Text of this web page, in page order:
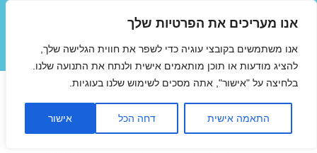
אנו מעריכים את הפרטיות שלך
אנו משתמשים בקובצי עוגיה כדי לשפר את חווית הגלישה שלך,
להציג מודעות או תוכן מותאמים אישית ולנתח את התנועה שלנו.
בלחיצה על "אישור", אתה מסכים לשימוש שלנו בעוגיות.
התאמה אישית דחה הכל אישור
תפריטים
ווידג'טים
טיסות זולות לברלין באוקטובר
06/10/2016